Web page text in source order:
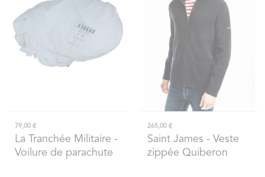
79,00 €
La Tranchée Militaire -
Voilure de parachute
265,00 €
Saint James - Veste
zippée Quiberon